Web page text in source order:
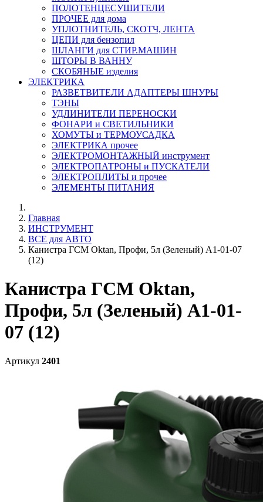
ПОЛОТЕНЦЕСУШИТЕЛИ
ПРОЧЕЕ для дома
УПЛОТНИТЕЛЬ, СКОТЧ, ЛЕНТА
ЦЕПИ для бензопил
ШЛАНГИ для СТИР.МАШИН
ШТОРЫ В ВАННУ
СКОБЯНЫЕ изделия
ЭЛЕКТРИКА
РАЗВЕТВИТЕЛИ АДАПТЕРЫ ШНУРЫ
ТЭНЫ
УДЛИНИТЕЛИ ПЕРЕНОСКИ
ФОНАРИ и СВЕТИЛЬНИКИ
ХОМУТЫ и ТЕРМОУСАДКА
ЭЛЕКТРИКА прочее
ЭЛЕКТРОМОНТАЖНЫЙ инструмент
ЭЛЕКТРОПАТРОНЫ и ПУСКАТЕЛИ
ЭЛЕКТРОПЛИТЫ и прочее
ЭЛЕМЕНТЫ ПИТАНИЯ
Главная
ИНСТРУМЕНТ
ВСЕ для АВТО
Канистра ГСМ Oktan, Профи, 5л (Зеленый) А1-01-07
(12)
Канистра ГСМ Oktan,
Профи, 5л (Зеленый) А1-01-
07 (12)
Артикул 2401